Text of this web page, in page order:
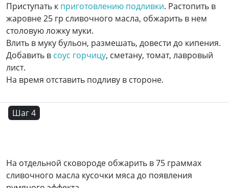
Приступать к приготовлению подливки. Растопить в
жаровне 25 гр сливочного масла, обжарить в нем
столовую ложку муки.
Влить в муку бульон, размешать, довести до кипения.
Добавить в соус горчицу, сметану, томат, лавровый
лист.
На время отставить подливу в стороне.
Шаг 4
На отдельной сковороде обжарить в 75 граммах
сливочного масла кусочки мяса до появления